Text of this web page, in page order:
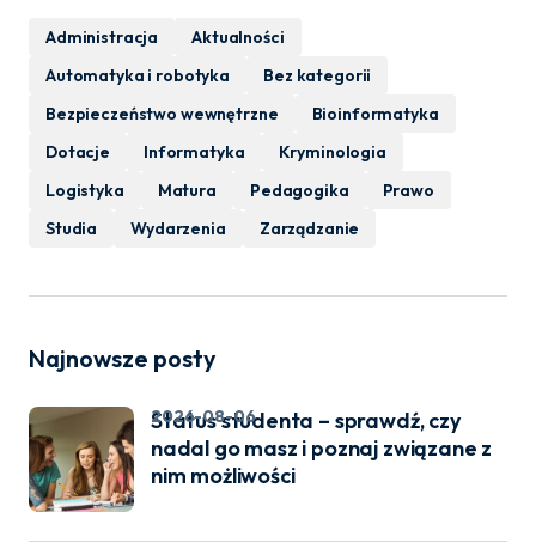
Administracja
Aktualności
Automatyka i robotyka
Bez kategorii
Bezpieczeństwo wewnętrzne
Bioinformatyka
Dotacje
Informatyka
Kryminologia
Logistyka
Matura Pedagogika
Prawo
Studia
Wydarzenia Zarządzanie
Najnowsze posty
Status studenta – sprawdź, czy
nadal go masz i poznaj związane z
nim możliwości
2026-08-06